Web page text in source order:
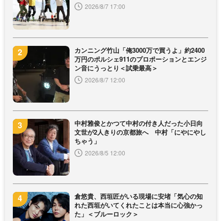
2026/8/7 17:00
カンニング竹山「俺3000万で買うよ」約2400
万円のポルシェ911のプロポーションとエンジ
ン音にうっとり＜試乗最高＞
2026/8/7 12:00
中村雅俊とかつて中村の付き人だった小日向
文世が2人きりの京都旅へ 中村「にやにやし
ちゃう」
2026/8/5 12:00
倉悠貴、西垣匠がいる現場に安堵「気心の知
れた西垣がいてくれたことは本当に心強かっ
た」＜ブルーロック＞